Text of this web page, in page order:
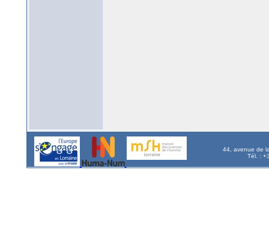
44, avenue de
Tél. :